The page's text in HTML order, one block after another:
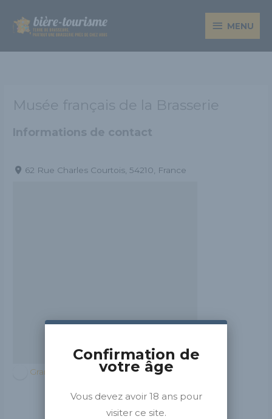
contenu
MENU
MENU
Musée français de la Brasserie
Informations de contact
62 Rue Charles Courtois, 54210, France
Grand Est
Confirmation de
votre âge
Vous devez avoir 18 ans pour
visiter ce site.